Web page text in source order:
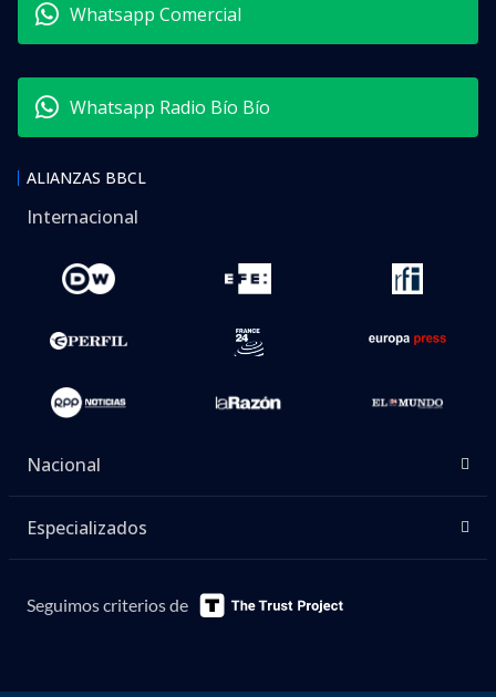
Whatsapp Comercial
Whatsapp Radio Bío Bío
ALIANZAS BBCL
Internacional
Nacional
Especializados
Seguimos criterios de